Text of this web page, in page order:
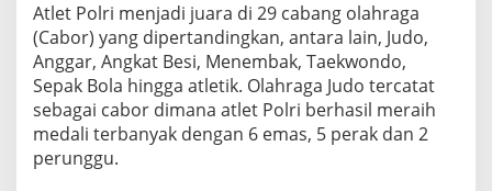
a
r
g
a
a
n
d
Atlet Polri menjadi juara di 29 cabang olahraga
(Cabor) yang dipertandingkan, antara lain, Judo,
Anggar, Angkat Besi, Menembak, Taekwondo,
Sepak Bola hingga atletik. Olahraga Judo tercatat
sebagai cabor dimana atlet Polri berhasil meraih
medali terbanyak dengan 6 emas, 5 perak dan 2
perunggu.